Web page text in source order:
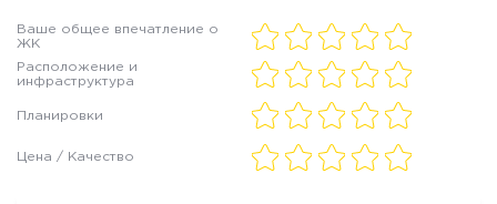
Ваше общее впечатление о
ЖК
Расположение и
инфраструктура
Планировки
Цена / Качество